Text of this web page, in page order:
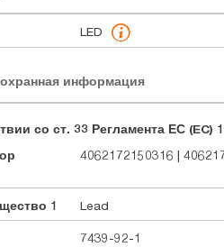
LED
информация
со ст. 33 Регламента ЕС (EC)
4062172150316 |
1 Lead
7439-92-1